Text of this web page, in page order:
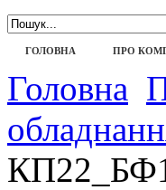
ГОЛОВНА ПРО
Головна